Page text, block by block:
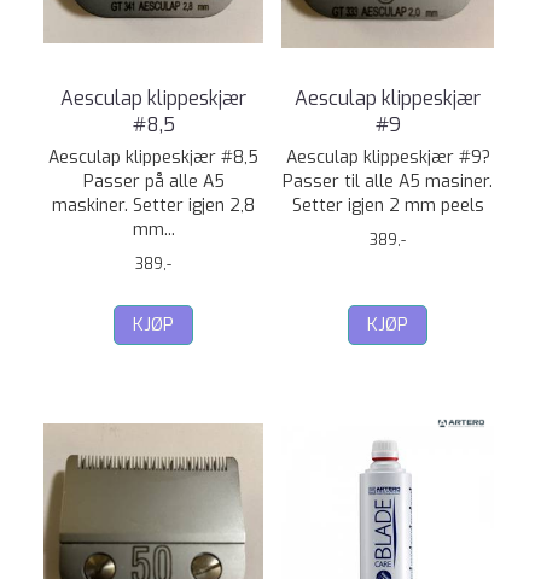
Aesculap klippeskjær
#8,5
Aesculap klippeskjær #8,5
Passer på alle A5
maskiner. Setter igjen 2,8
mm...
389,-
KJØP
Aesculap klippeskjær
#9
Aesculap klippeskjær #9?
Passer til alle A5 masiner.
Setter igjen 2 mm peels
389,-
KJØP